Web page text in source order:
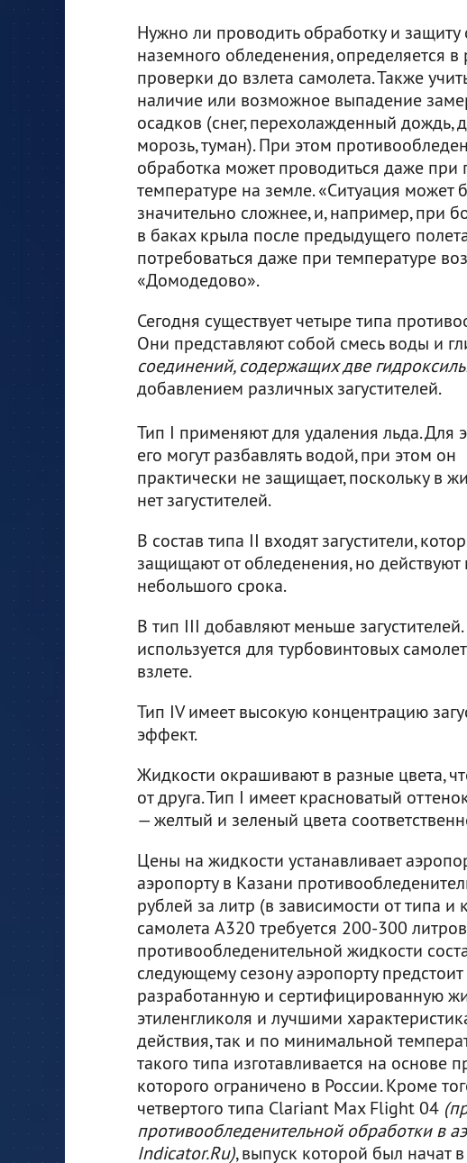
Нужно ли проводить обработку и защиту
наземного обледенения, определяется в
проверки до взлета самолета. Также
наличие или возможное выпадение
осадков (снег, перехолажденный дождь,
морозь, туман). При этом
обработка может проводиться даже при
температуре на земле. «Ситуация может
значительно сложнее, и, например, при
в баках крыла после предыдущего
потребоваться даже при температуре
«Домодедово».
Сегодня существует четыре типа
Они представляют собой смесь воды и
соединений, содержащих две
добавлением различных загустителей.
Тип I применяют для удаления льда. Для
его могут разбавлять водой, при этом он
практически не защищает, поскольку в
нет загустителей.
В состав типа II входят загустители,
защищают от обледенения, но действуют
небольшого срока.
В тип III добавляют меньше
используется для турбовинтовых
взлете.
Тип IV имеет высокую концентрацию
эффект.
Жидкости окрашивают в разные цвета,
от друга. Тип I имеет красноватый
— желтый и зеленый цвета
Цены на жидкости устанавливает
аэропорту в Казани
рублей за литр (в зависимости от типа
самолета A320 требуется 200-300
противообледенительной жидкости
следующему сезону аэропорту
разработанную и сертифицированную
этиленгликоля и лучшими
действия, так и по минимальной
такого типа изготавливается на основе
которого ограничено в России. Кроме
четвертого типа Clariant Max Flight 04
противообледенительной обработки в
Indicator.Ru), выпуск которой был начат